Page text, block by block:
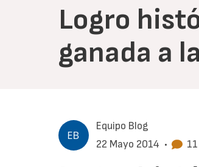
Logro
ganada a
Equipo Blog
22 Mayo 2014 •